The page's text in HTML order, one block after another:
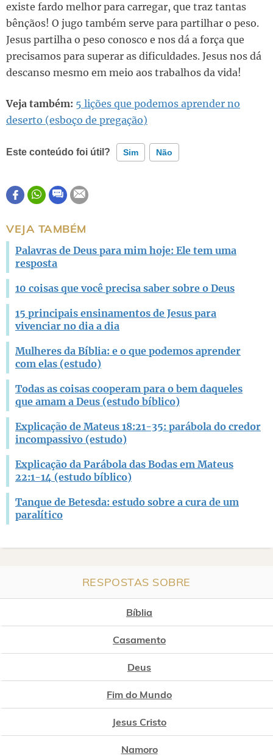
existe fardo melhor para carregar, que traz tantas
bênçãos! O jugo também serve para partilhar o peso.
Jesus partilha o peso conosco e nos dá a força que
precisamos para superar as dificuldades. Jesus nos dá
descanso mesmo em meio aos trabalhos da vida!
Veja também: 5 lições que podemos aprender no
deserto (esboço de pregação)
Este conteúdo foi útil? Sim Não
Este conteúdo contém informação incorreta
VEJA TAMBÉM
Palavras de Deus para mim hoje: Ele tem uma
resposta
10 coisas que você precisa saber sobre o Deus
15 principais ensinamentos de Jesus para
vivenciar no dia a dia
Mulheres da Bíblia: e o que podemos aprender
com elas (estudo)
Todas as coisas cooperam para o bem daqueles
que amam a Deus (estudo bíblico)
Explicação de Mateus 18:21-35: parábola do credor
incompassivo (estudo)
Explicação da Parábola das Bodas em Mateus
22:1-14 (estudo bíblico)
Tanque de Betesda: estudo sobre a cura de um
paralítico
RESPOSTAS SOBRE
Bíblia
Casamento
Deus
Fim do Mundo
Jesus Cristo
Namoro